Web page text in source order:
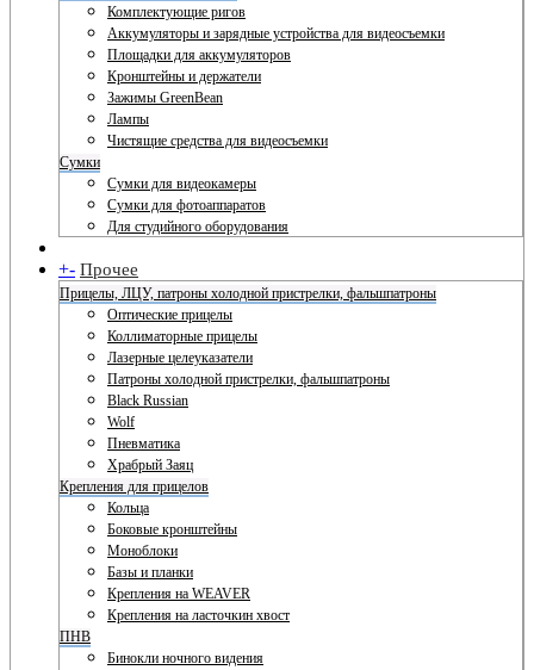
Комплектующие ригов
Аккумуляторы и зарядные устройства для видеосъемки
Площадки для аккумуляторов
Кронштейны и держатели
Зажимы GreenBean
Лампы
Чистящие средства для видеосъемки
Сумки
Сумки для видеокамеры
Сумки для фотоаппаратов
Для студийного оборудования
+- Прочее
Прицелы, ЛЦУ, патроны холодной пристрелки, фальшпатроны
Оптические прицелы
Коллиматорные прицелы
Лазерные целеуказатели
Патроны холодной пристрелки, фальшпатроны
Black Russian
Wolf
Пневматика
Храбрый Заяц
Крепления для прицелов
Кольца
Боковые кронштейны
Моноблоки
Базы и планки
Крепления на WEAVER
Крепления на ласточкин хвост
ПНВ
Бинокли ночного видения